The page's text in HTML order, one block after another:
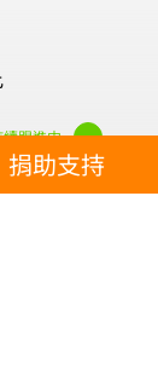
跟進中
捐助支持